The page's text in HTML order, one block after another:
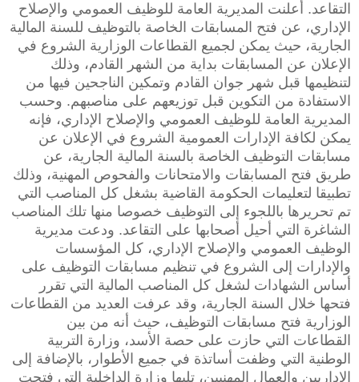
التقاعد. أعلنت المديرية العامة للوظيف العمومي والإصلاح
الإداري، عن فتح المسابقات الخاصة بالتوظيف للسنة المالية
الجارية، حيث يمكن لجميع القطاعات الوزارية الشروع في
الإعلان عن المسابقات بداية من الشهر القادم، وذلك
لتنظيمها قبل شهر جوان القادم وتمكين الناجحين فيها من
الاستفادة من التكوين قبل توزيعهم على مناصبهم. وحسب
المديرية العامة للوظيف العمومي والإصلاح الإداري، فإنه
يمكن لكافة الإدارات العمومية الشروع في الإعلان عن
مسابقات التوظيف الخاصة بالسنة المالية الجارية، عن
طريق فتح المسابقات والامتحانات والفحوص المهنية، وذلك
تطبيقا لتعليمات الحكومة القاضية بشغل كل المناصب التي
تم تحريرها باللجوء إلى التوظيف خصوصا منها تلك المناصب
الشاغرة التي أحيل أصحابها على التقاعد. ودعت مديرية
الوظيف العمومي والإصلاح الإداري، كل المؤسسات
والإدارات إلى الشروع في تنظيم مسابقات التوظيف على
أساس الشهادات لشغل كل المناصب المالية التي تقرر
فتحها خلال السنة الجارية، وقد عرفت العديد من القطاعات
الوزارية فتح مسابقات التوظيف، حيث أنه من بين
القطاعات التي حازت على حصة الأسد، وزارة التربية
الوطنية التي وظفت أساتذة في جميع الأطوار، بالإضافة إلى
الإداريين والعمال المهنيين، تليها وزارة الداخلية التي فتحت